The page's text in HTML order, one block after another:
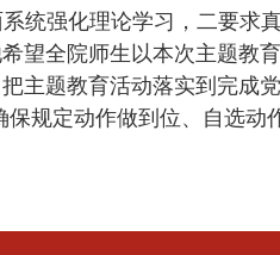
统强化理论学习，二要求
望全院师生以本次主题教
主题教育活动落实到完成
规定动作做到位、自选动